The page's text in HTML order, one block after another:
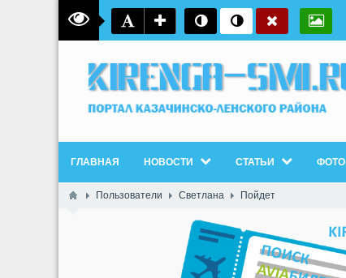
ГЛАВНАЯ НОВОСТИ СТАТЬИ ФОТО
Пользователи Светлана Пойдет